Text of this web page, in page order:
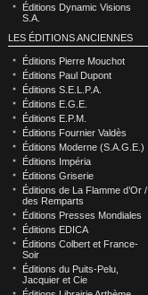
Éditions Dynamic Visions
S.A.
LES ÉDITIONS ANCIENNES
Éditions Pierre Mouchot
Éditions Paul Dupont
Éditions S.E.L.P.A.
Éditions E.G.E.
Éditions E.P.M.
Éditions Fournier Valdès
Éditions Moderne (S.A.G.E.)
Éditions Impéria
Éditions Griserie
Éditions de La Flamme d’Or /
des Remparts
Éditions Presses Mondiales
Éditions EDICA
Éditions Colbert et France-
Soir
Éditions du Puits-Pelu,
Jacquier et Cie